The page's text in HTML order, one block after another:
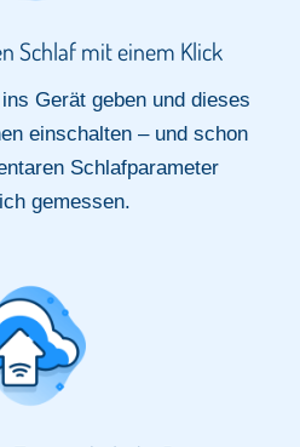
Schlaf mit einem Klick​
Gerät geben und dieses
einschalten – und schon
Schlafparameter
gemessen.​